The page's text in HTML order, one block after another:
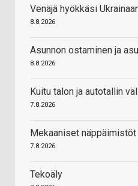
Venäjä hyökkäsi
8.8.2026
Asunnon ostaminen ja
8.8.2026
Kuitu talon ja autotallin
7.8.2026
Mekaaniset näppäimistöt
7.8.2026
Tekoäly